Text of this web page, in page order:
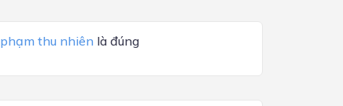
phạm thu nhiên là đúng